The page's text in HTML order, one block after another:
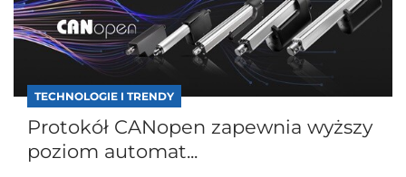
TECHNOLOGIE I TRENDY
Protokół CANopen zapewnia wyższy
poziom automat...